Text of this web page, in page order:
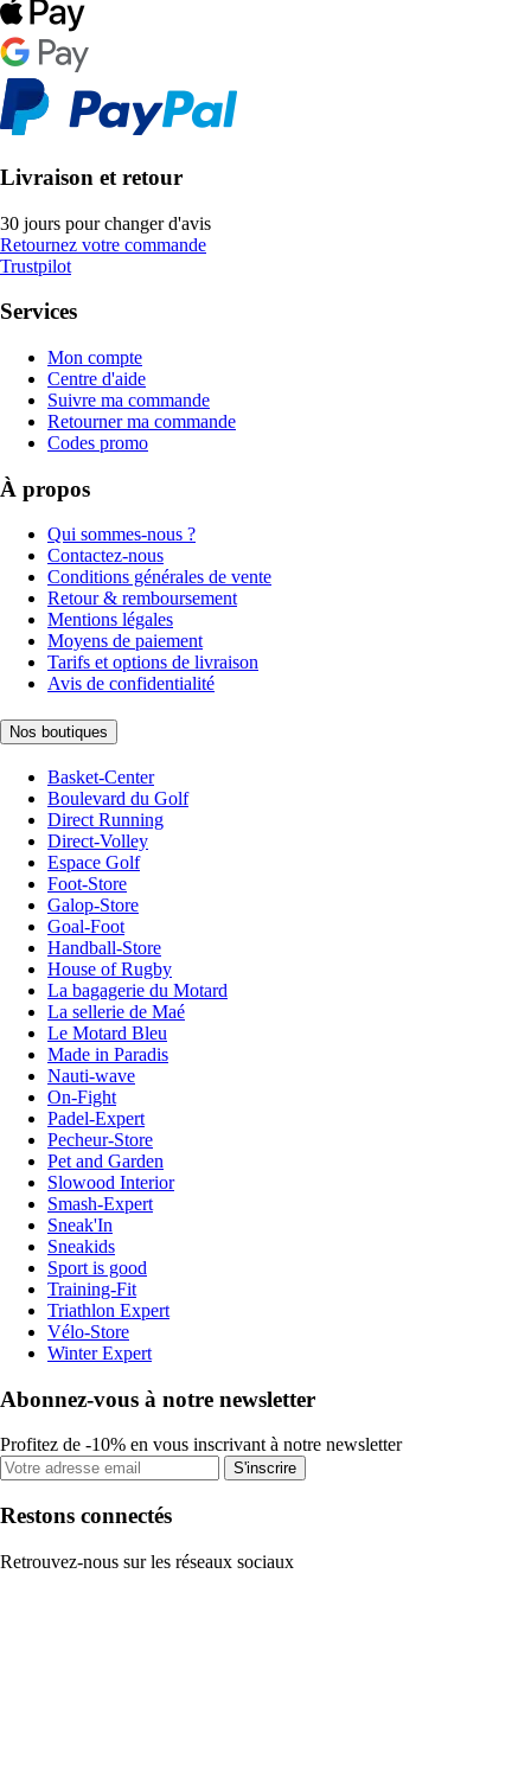
Livraison et retour
30 jours pour changer d'avis
Retournez votre commande
Trustpilot
Services
Mon compte
Centre d'aide
Suivre ma commande
Retourner ma commande
Codes promo
À propos
Qui sommes-nous ?
Contactez-nous
Conditions générales de vente
Retour & remboursement
Mentions légales
Moyens de paiement
Tarifs et options de livraison
Avis de confidentialité
Nos boutiques
Basket-Center
Boulevard du Golf
Direct Running
Direct-Volley
Espace Golf
Foot-Store
Galop-Store
Goal-Foot
Handball-Store
House of Rugby
La bagagerie du Motard
La sellerie de Maé
Le Motard Bleu
Made in Paradis
Nauti-wave
On-Fight
Padel-Expert
Pecheur-Store
Pet and Garden
Slowood Interior
Smash-Expert
Sneak'In
Sneakids
Sport is good
Training-Fit
Triathlon Expert
Vélo-Store
Winter Expert
Abonnez-vous à notre newsletter
Profitez de -10% en vous inscrivant à notre newsletter
S'inscrire
Restons connectés
Retrouvez-nous sur les réseaux sociaux